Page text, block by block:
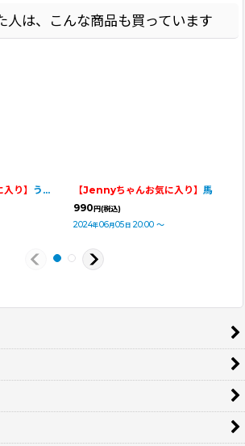
人は、こんな商品も買っています
り】 うなぎ
【Jennyちゃんお気に入り】 馬
990円(税込)
2024年06月05 日 20:00 ～